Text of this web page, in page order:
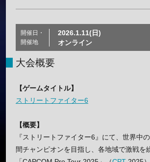
開催日・
開催地
2026.1.11(日)
オンライン
大会概要
【ゲームタイトル】
ストリートファイター6
【概要】
『ストリートファイター6』にて、世界中
間チャンピオンを目指し、各地域で激戦を